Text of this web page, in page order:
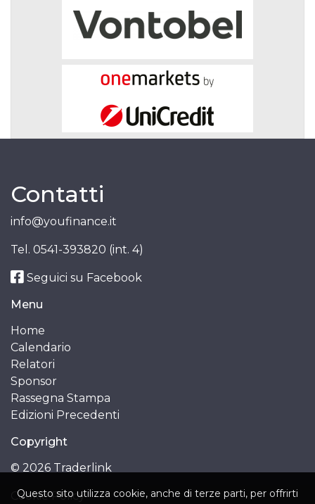
Contatti
info@youfinance.it
Tel. 0541-393820 (int. 4)
Seguici su Facebook
Menu
Home
Calendario
Relatori
Sponsor
Rassegna Stampa
Edizioni Precedenti
Copyright
© 2026 Traderlink
Cookie Policy
Questo sito utilizza cookie, anche di terze parti, per offrirti